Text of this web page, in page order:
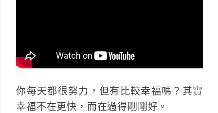
你每天都很努力，但有比較幸福嗎？其實
幸福不在更快，而在過得剛剛好。